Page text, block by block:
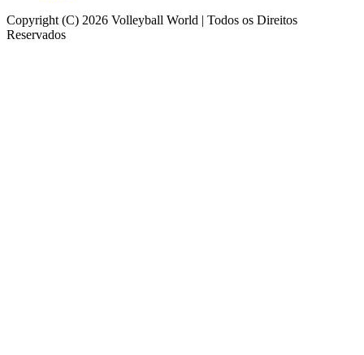
Copyright (C) 2026 Volleyball World | Todos os Direitos
Reservados